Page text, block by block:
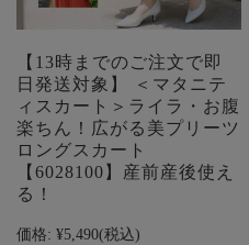
【13時までのご注文で即
日発送対象】 ＜マタニテ
ィスカート＞ライラ・お腹
楽ちん！広がる美プリーツ
ロングスカート
【6028100】産前産後使え
る！
価格: ¥5,490(税込)